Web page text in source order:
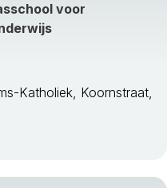
voor
Katholiek, Koornstraat,